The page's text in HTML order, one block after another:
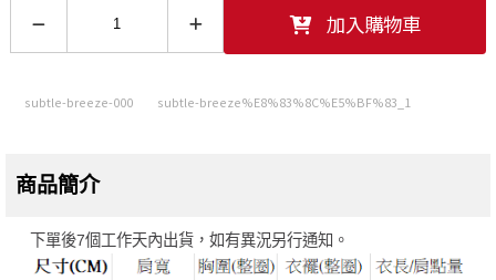
加入購物車
subtle-breeze-000 subtle-breeze%E8%83%8C%E5%BF%83_1
商品簡介
下單後7個工作天內出貨，如有異況另行通知。